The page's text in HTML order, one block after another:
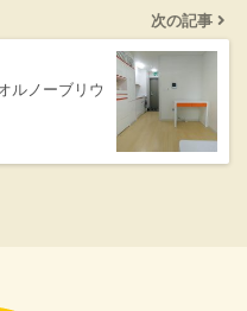
次の記事
ルノーブリウ